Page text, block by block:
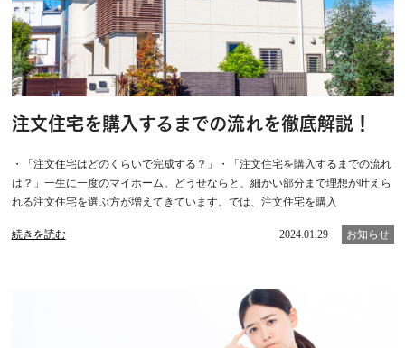
注文住宅を購入するまでの流れを徹底解説！
・「注文住宅はどのくらいで完成する？」・「注文住宅を購入するまでの流れ
は？」一生に一度のマイホーム。どうせならと、細かい部分まで理想が叶えら
れる注文住宅を選ぶ方が増えてきています。では、注文住宅を購入
続きを読む 2024.01.29 お知らせ